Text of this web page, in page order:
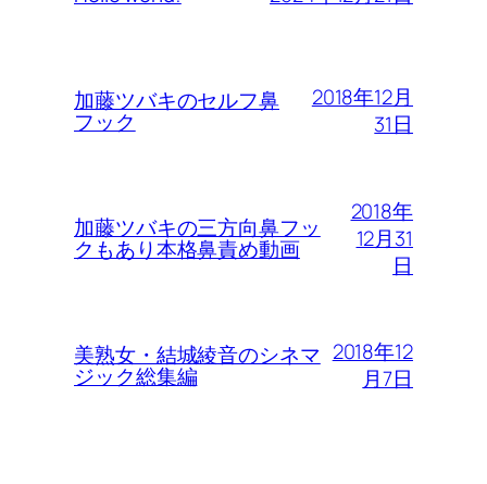
加藤ツバキのセルフ鼻
フック
2018年12月
31日
加藤ツバキの三方向鼻フッ
クもあり本格鼻責め動画
2018年
12月31
日
美熟女・結城綾音のシネマ
ジック総集編
2018年12
月7日